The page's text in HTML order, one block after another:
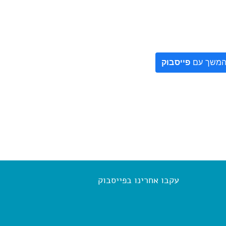
המשך עם פייסבוק
עקבו אחרינו בפייסבוק